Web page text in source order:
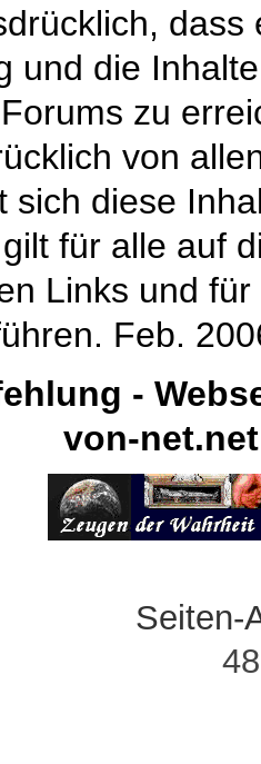
und die
zu
von
sich diese
für alle auf
Links und
Feb.
-
von-net.net
Seiten-